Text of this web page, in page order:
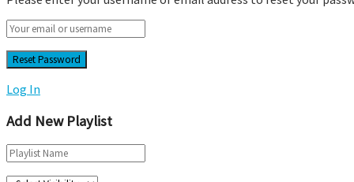
Log In
Add New Playlist